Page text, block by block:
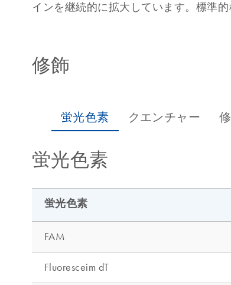
インを継続的に拡大しています。標準
修飾
蛍光色素